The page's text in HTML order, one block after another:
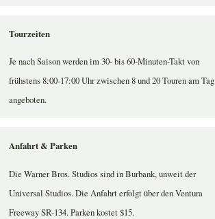
Tourzeiten
Je nach Saison werden im 30- bis 60-Minuten-Takt von
frühstens 8:00-17:00 Uhr zwischen 8 und 20 Touren am Tag
angeboten.
Anfahrt & Parken
Die Warner Bros. Studios sind in Burbank, unweit der
Universal Studios. Die Anfahrt erfolgt über den Ventura
Freeway SR-134. Parken kostet $15.